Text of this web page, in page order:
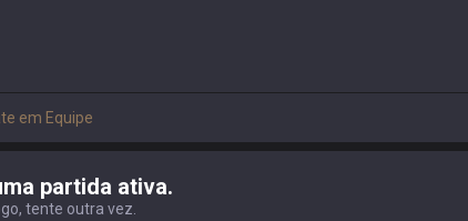
em Equipe
partida ativa.
tente outra vez.